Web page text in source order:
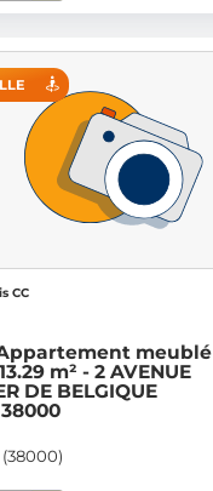
CC
meublé
m² - 2 AVENUE
DE BELGIQUE